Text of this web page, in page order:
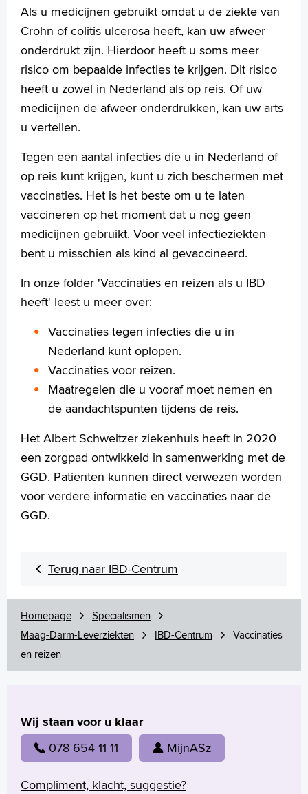
Wetenschappelijk onderzoek
Handige links
Homepage
Praktische informatie
Werken en leren
Medewerkers
Contact
MijnASz
Verwijzers
Tekstgrootte A
Voorleesfunctie
Language
Zoeken
English
Français
Polski
Türkçe
Arabisch
Als u medicijnen gebruikt omdat u de ziekte van
Crohn of colitis ulcerosa heeft, kan uw afweer
onderdrukt zijn. Hierdoor heeft u soms meer
risico om bepaalde infecties te krijgen. Dit risico
heeft u zowel in Nederland als op reis. Of uw
medicijnen de afweer onderdrukken, kan uw arts
u vertellen.
Tegen een aantal infecties die u in Nederland of
op reis kunt krijgen, kunt u zich beschermen met
vaccinaties. Het is het beste om u te laten
vaccineren op het moment dat u nog geen
medicijnen gebruikt. Voor veel infectieziekten
bent u misschien als kind al gevaccineerd.
In onze folder 'Vaccinaties en reizen als u IBD
heeft' leest u meer over:
Vaccinaties tegen infecties die u in
Nederland kunt oplopen.
Vaccinaties voor reizen.
Maatregelen die u vooraf moet nemen en
de aandachtspunten tijdens de reis.
Het Albert Schweitzer ziekenhuis heeft in 2020
een zorgpad ontwikkeld in samenwerking met de
GGD. Patiënten kunnen direct verwezen worden
voor verdere informatie en vaccinaties naar de
GGD.
Terug naar IBD-Centrum
Homepage
Specialismen
Maag-Darm-Leverziekten
IBD-Centrum
Vaccinaties
en reizen
Wij staan voor u klaar
078 654 11 11 MijnASz
Compliment, klacht, suggestie?